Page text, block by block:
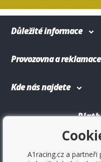
Důležité informace
Provozovna a reklamace
Kde nás najdete
A1racing.cz a